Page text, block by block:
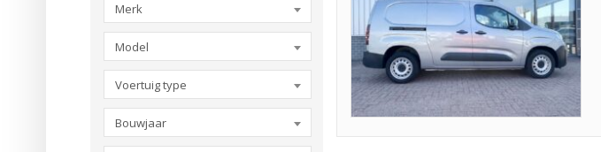
Merk
Model
Voertuig type
Bouwjaar